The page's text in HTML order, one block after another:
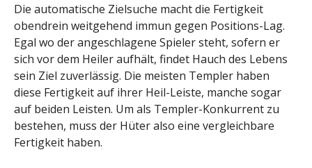
Die automatische Zielsuche macht die Fertigkeit
obendrein weitgehend immun gegen Positions-Lag.
Egal wo der angeschlagene Spieler steht, sofern er
sich vor dem Heiler aufhält, findet Hauch des Lebens
sein Ziel zuverlässig. Die meisten Templer haben
diese Fertigkeit auf ihrer Heil-Leiste, manche sogar
auf beiden Leisten. Um als Templer-Konkurrent zu
bestehen, muss der Hüter also eine vergleichbare
Fertigkeit haben.